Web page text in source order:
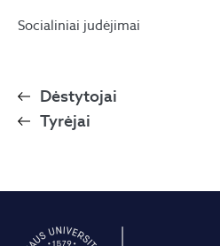
Socialiniai judėjimai
Dėstytojai
Tyrėjai